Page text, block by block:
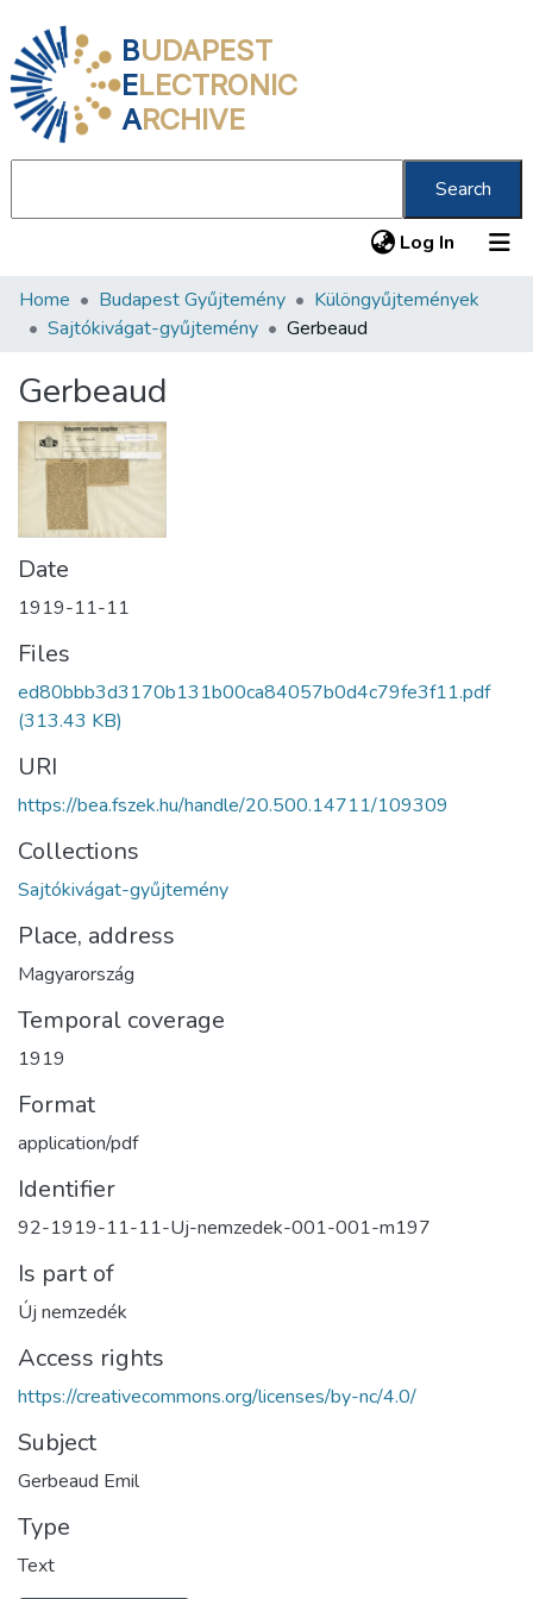
BUDAPEST
ELECTRONIC
ARCHIVE
Search
Log In (current)
Communities & Collections
Statistics
About us
Home Budapest Gyűjtemény
Különgyűjtemények
Sajtókivágat-gyűjtemény
Gerbeaud
Gerbeaud
Date
1919-11-11
Files
ed80bbb3d3170b131b00ca84057b0d4c79fe3f11.pdf
(313.43 KB)
URI
https://bea.fszek.hu/handle/20.500.14711/109309
Collections
Sajtókivágat-gyűjtemény
Place, address
Magyarország
Temporal coverage
1919
Format
application/pdf
Identifier
92-1919-11-11-Uj-nemzedek-001-001-m197
Is part of
Új nemzedék
Access rights
https://creativecommons.org/licenses/by-nc/4.0/
Subject
Gerbeaud Emil
Type
Text